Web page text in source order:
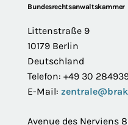
FooterBundesrechtsanwaltskammer
Littenstraße 9
10179 Berlin
Deutschland
Telefon: +49 30
E-Mail:
Avenue des Nerviens